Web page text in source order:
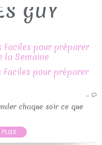
GUY
Faciles pour préparer
la Semaine
…
chaque soir ce que